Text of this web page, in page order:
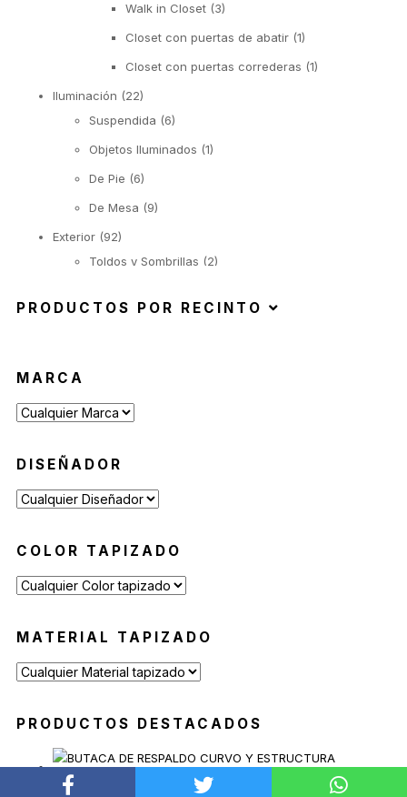
Walk in Closet (3)
Closet con puertas de abatir (1)
Closet con puertas correderas (1)
Iluminación (22)
Suspendida (6)
Objetos Iluminados (1)
De Pie (6)
De Mesa (9)
Exterior (92)
Toldos y Sombrillas (2)
Sillas de Exterior con Apoyabrazos
Reposeras(6)
Mesas Auxiliares
Mesas Altas
Mobiliario para Hoteleria
PRODUCTOS POR RECINTO
MARCA
DISEÑADOR
COLOR TAPIZADO
MATERIAL TAPIZADO
PRODUCTOS DESTACADOS